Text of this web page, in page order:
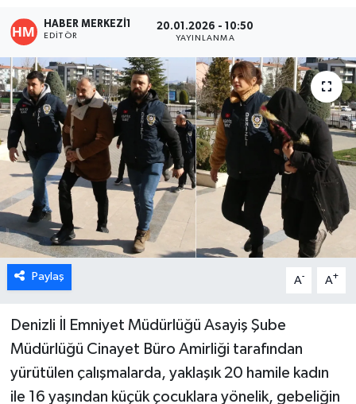
HABER MERKEZI1
EDITÖR
20.01.2026 - 10:50
YAYINLANMA
Paylaş A- A+
Denizli İl Emniyet Müdürlüğü Asayiş Şube
Müdürlüğü Cinayet Büro Amirliği tarafından
yürütülen çalışmalarda, yaklaşık 20 hamile kadın
ile 16 yaşından küçük çocuklara yönelik, gebeliğin
ÖZEL HABER
DTO
RESMİ REKLAM